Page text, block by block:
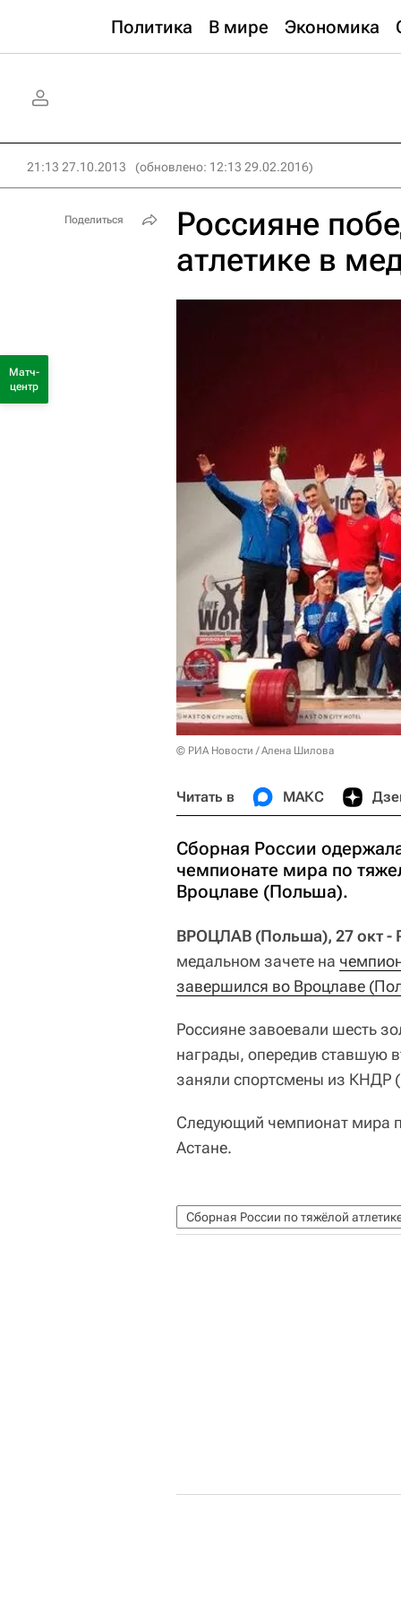
Политика В мире Экономика
21:13 27.10.2013 (обновлено: 12:13 29.02.2016)
Россияне
атлетике в
© РИА Новости / Алена Шилова
Читать в МАКС
Сборная России
чемпионате мира по
Вроцлаве (Польша).
ВРОЦЛАВ (Польша), 27 окт -
медальном зачете на
завершился во Вроцлаве
Россияне завоевали шесть
награды, опередив ставшую
заняли спортсмены из КНДР
Следующий чемпионат мира
Астане.
Сборная России по тяжёлой
Поделиться
Матч-
центр